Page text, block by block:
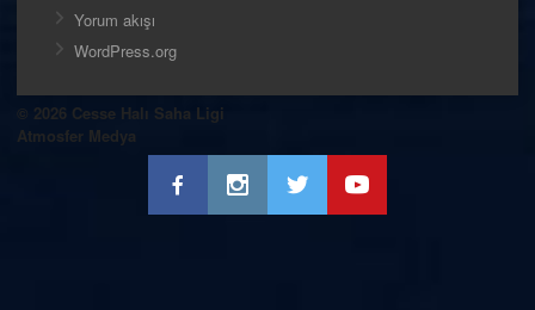
Yorum akışı
WordPress.org
© 2026 Cesse Halı Saha Ligi
Atmosfer Medya